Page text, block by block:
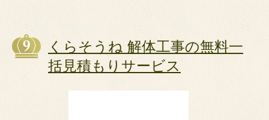
くらそうね 解体工事の無料一
括見積もりサービス